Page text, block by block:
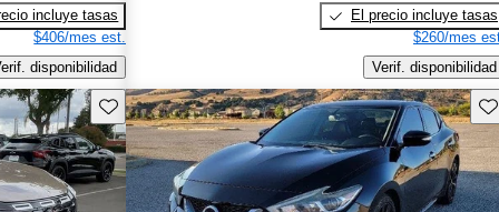
incluye tasas
$406/mes est.
disponibilidad
El precio incluye tasas
$260/mes
Verif. disponibilidad
Guarda este Aviso